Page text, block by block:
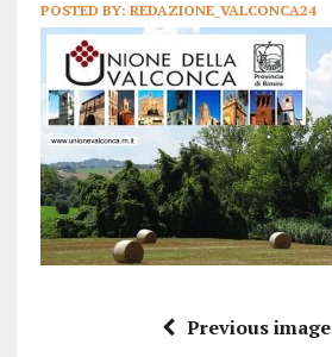
POSTED BY: REDAZIONE_VALCONCA24
Previous image